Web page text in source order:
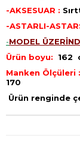
-AKSESUAR :
-ASTARLI-
-MODEL
Ürün boyu:
162
Manken Ölçüleri :
170
Ürün renginde